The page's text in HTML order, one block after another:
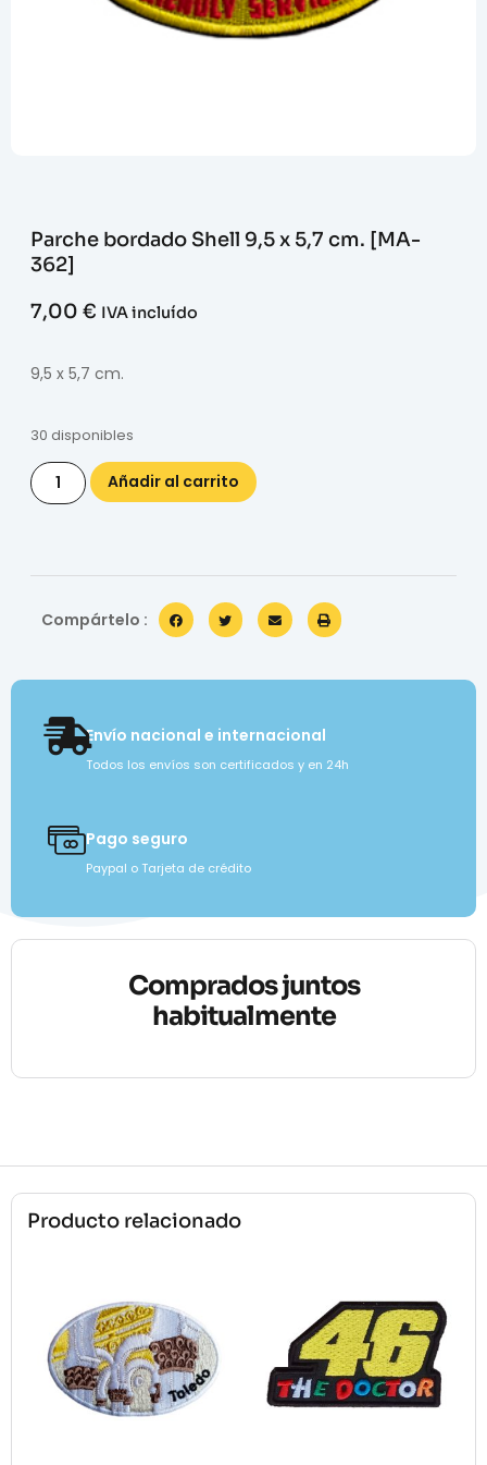
Parche bordado Shell 9,5 x 5,7 cm. [MA-
362]
7,00 € IVA incluído
9,5 x 5,7 cm.
30 disponibles
Añadir al carrito
Compártelo :
Envío nacional e internacional
Todos los envíos son certificados y en 24h
Pago seguro
Paypal o Tarjeta de crédito
Comprados juntos
habitualmente
Producto relacionado